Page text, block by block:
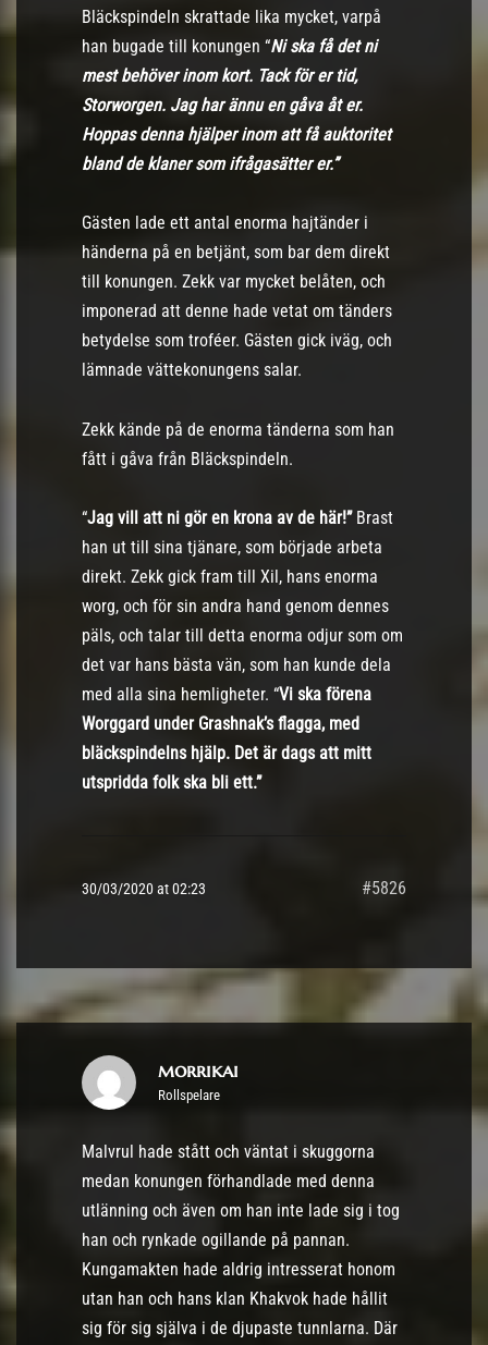
Bläckspindeln skrattade lika mycket, varpå
han bugade till konungen “Ni ska få det ni
mest behöver inom kort. Tack för er tid,
Storworgen. Jag har ännu en gåva åt er.
Hoppas denna hjälper inom att få auktoritet
bland de klaner som ifrågasätter er.”
Gästen lade ett antal enorma hajtänder i
händerna på en betjänt, som bar dem direkt
till konungen. Zekk var mycket belåten, och
imponerad att denne hade vetat om tänders
betydelse som troféer. Gästen gick iväg, och
lämnade vättekonungens salar.
Zekk kände på de enorma tänderna som han
fått i gåva från Bläckspindeln.
“Jag vill att ni gör en krona av de här!” Brast
han ut till sina tjänare, som började arbeta
direkt. Zekk gick fram till Xil, hans enorma
worg, och för sin andra hand genom dennes
päls, och talar till detta enorma odjur som om
det var hans bästa vän, som han kunde dela
med alla sina hemligheter. “Vi ska förena
Worggard under Grashnak’s flagga, med
bläckspindelns hjälp. Det är dags att mitt
utspridda folk ska bli ett.”
30/03/2020 at 02:23 #5826
morrikai
Rollspelare
Malvrul hade stått och väntat i skuggorna
medan konungen förhandlade med denna
utlänning och även om han inte lade sig i tog
han och rynkade ogillande på pannan.
Kungamakten hade aldrig intresserat honom
utan han och hans klan Khakvok hade hållit
sig för sig själva i de djupaste tunnlarna. Där